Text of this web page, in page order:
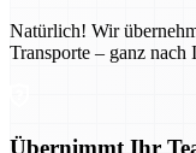
Natürlich! Wir
Transporte – ganz nach
Übernimmt Ihr